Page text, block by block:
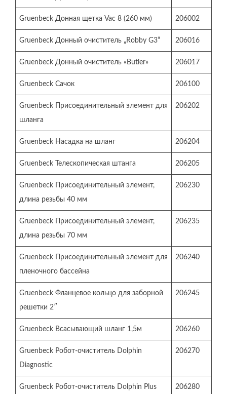
Gruenbeck Донная щетка Vac 8 (260 мм) 206002
Gruenbeck Донный очиститель „Robby G3“ 206016
Gruenbeck Донный очиститель «Butler» 206017
Gruenbeck Сачок 206100
Gruenbeck Присоединительный элемент для
шланга
206202
Gruenbeck Насадка на шланг 206204
Gruenbeck Телескопическая штанга 206205
Gruenbeck Присоединительный элемент,
длина резьбы 40 мм
206230
Gruenbeck Присоединительный элемент,
длина резьбы 70 мм
206235
Gruenbeck Присоединительный элемент для
пленочного бассейна
206240
Gruenbeck Фланцевое кольцо для заборной
решетки 2″
206245
Gruenbeck Всасывающий шланг 1,5м 206260
Gruenbeck Робот-очиститель Dolphin
Diagnostic
206270
Gruenbeck Робот-очиститель Dolphin Plus 206280